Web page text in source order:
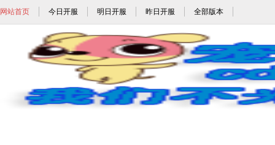
网站首页 今日开服 明日开服 昨日开服 全部版本